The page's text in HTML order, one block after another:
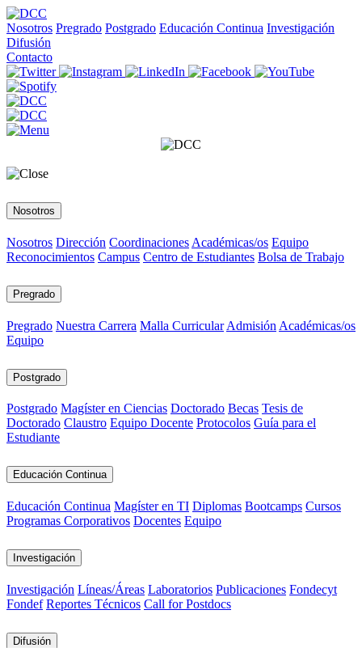
Nosotros Pregrado Postgrado Educación Continua Investigación
Difusión
Contacto
Nosotros
Nosotros Dirección Coordinaciones Académicas/os Equipo
Reconocimientos Campus Centro de Estudiantes Bolsa de Trabajo
Pregrado
Pregrado Nuestra Carrera Malla Curricular Admisión Académicas/os
Equipo
Postgrado
Postgrado Magíster en Ciencias Doctorado Becas Tesis de
Doctorado Claustro Equipo Docente Protocolos Guía para el
Estudiante
Educación Continua
Educación Continua Magíster en TI Diplomas Bootcamps Cursos
Programas Corporativos Docentes Equipo
Investigación
Investigación Líneas/Áreas Laboratorios Publicaciones Fondecyt
Fondef Reportes Técnicos Call for Postdocs
Difusión